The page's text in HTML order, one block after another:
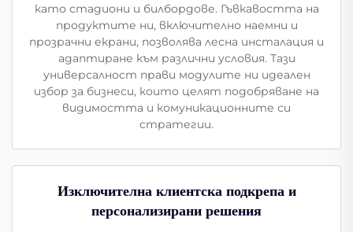
като стадиони и билбордове. Гъвкавостта на
продуктите ни, включително наемни и
прозрачни екрани, позволява лесна инсталация и
адаптиране към различни условия. Тази
универсалност прави модулите ни идеален
избор за бизнеси, които целят подобряване на
видимостта и комуникационните си
стратегии.
Изключителна клиентска подкрепа и
персонализирани решения